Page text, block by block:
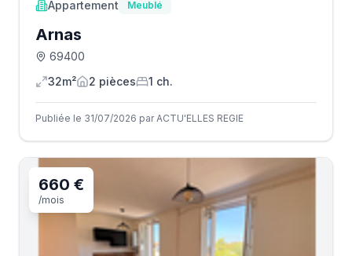
Appartement Meublé
Arnas
69400
32m²
2 pièces 1 ch.
Publiée le 31/07/2026 par ACTU'ELLES REGIE
660 €
/mois